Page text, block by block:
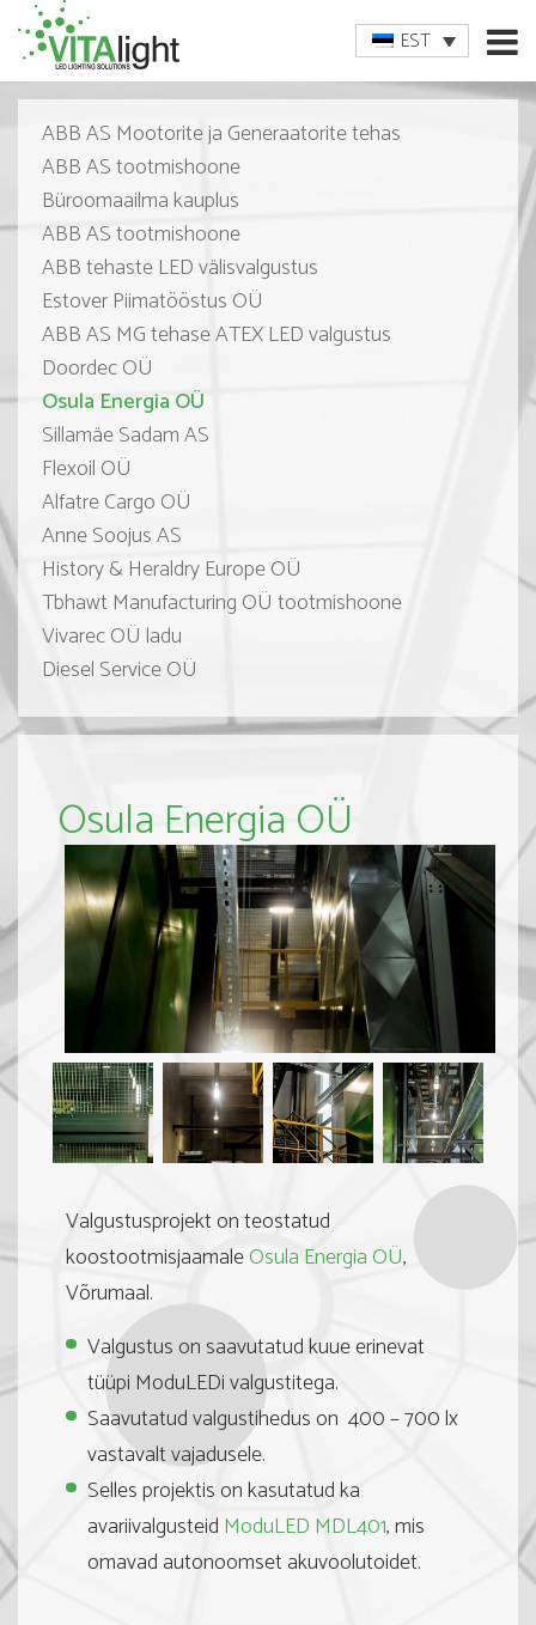
EST
ABB AS Mootorite ja Generaatorite tehas
ABB AS tootmishoone
Büroomaailma kauplus
ABB AS tootmishoone
ABB tehaste LED välisvalgustus
Estover Piimatööstus OÜ
ABB AS MG tehase ATEX LED valgustus
Doordec OÜ
Osula Energia OÜ
Sillamäe Sadam AS
Flexoil OÜ
Alfatre Cargo OÜ
Anne Soojus AS
History & Heraldry Europe OÜ
Tbhawt Manufacturing OÜ tootmishoone
Vivarec OÜ ladu
Diesel Service OÜ
Osula Energia OÜ
Valgustusprojekt on teostatud
koostootmisjaamaleOsula Energia OÜ,
Võrumaal.
Valgustus on saavutatud kuue erinevat
tüüpi ModuLEDi valgustitega.
Saavutatud valgustihedus on 400 – 700 lx
vastavalt vajadusele.
Selles projektis on kasutatud ka
avariivalgusteid ModuLED MDL401, mis
omavad autonoomset akuvoolutoidet.